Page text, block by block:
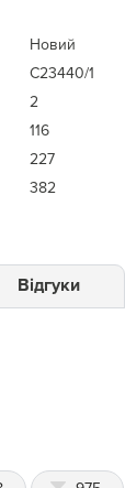
Новий
C23440/1
2
116
227
382
Відгуки